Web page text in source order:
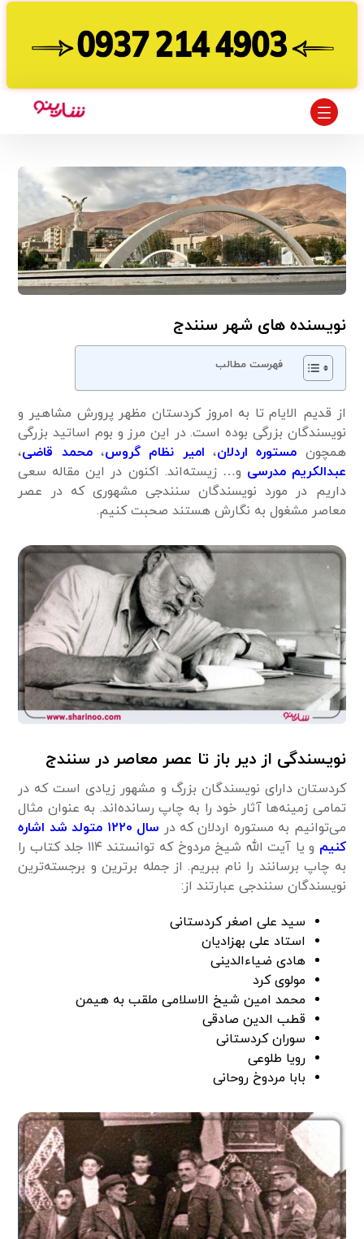
نویسنده های شهر سنندج
فهرست مطالب
از قدیم الایام تا به امروز کردستان مظهر پرورش مشاهیر و
نویسندگان بزرگی بوده است. در این مرز و بوم اساتید بزرگی
همچون مستوره اردلان، امیر نظام گروس،محمد قاضی،
عبدالکریم مدرسی و… زیسته‌اند. اکنون در این مقاله سعی
داریم در مورد نویسندگان سنندجی مشهوری که در عصر
معاصر مشغول به نگارش هستند صحبت کنیم.
نویسندگی از دیر باز تا عصر معاصر در سنندج
کردستان دارای نویسندگان بزرگ و مشهور زیادی است که در
تمامی زمینه‌ها آثار خود را به چاپ رساند‌ه‌اند. به عنوان مثال
می‌توانیم به مستوره اردلان که در
سال ۱۲۲۰ متولد شد اشاره
کنیم
و یا آیت الله شیخ مردوخ که توانستند ۱۱۴ جلد کتاب را
به چاپ برسانند را نام ببریم. از جمله برترین و برجسته‌ترین
نویسندگان سنندجی عبارتند از:
سید علی اصغر کردستانی
استاد علی بهزادیان
هادی ضیاءالدینی
مولوی کرد
محمد امین شیخ الاسلامی ملقب به هیمن
قطب الدین صادقی
سوران کردستانی
رویا طلوعی
بابا مردوخ روحانی